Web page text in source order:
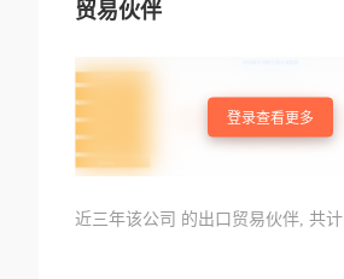
贸易伙伴
登录查看更多
近三年该公司 的出口贸易伙伴, 共计